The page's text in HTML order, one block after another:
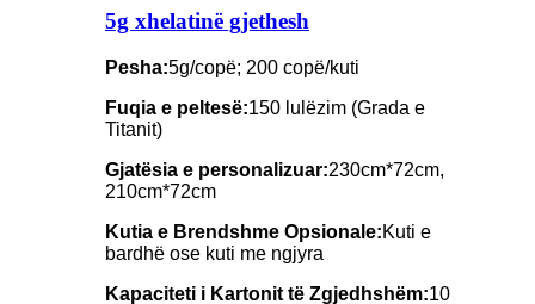
5g xhelatinë gjethesh
Pesha:5g/copë; 200 copë/kuti
Fuqia e peltesë:150 lulëzim (Grada e
Titanit)
Gjatësia e personalizuar:230cm*72cm,
210cm*72cm
Kutia e Brendshme Opsionale:Kuti e
bardhë ose kuti me ngjyra
Kapaciteti i Kartonit të Zgjedhshëm:10